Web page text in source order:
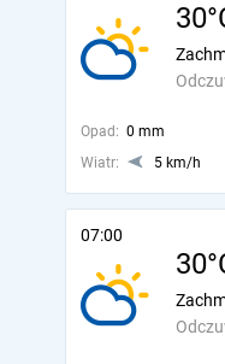
Opad: 0 mm
Wiatr:
5 km/h
07:00